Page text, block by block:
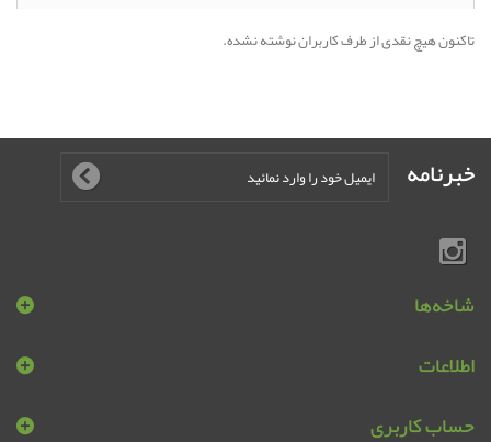
تاکنون هیچ نقدی از طرف کاربران نوشته نشده.
خبرنامه
شاخه‌ها
اطلاعات
حساب کاربری